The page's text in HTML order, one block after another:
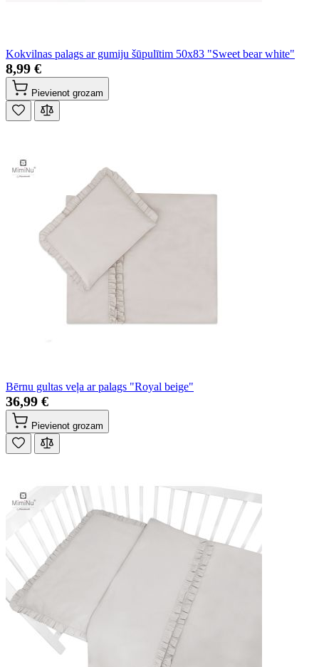
Kokvilnas palags ar gumiju šūpulītim 50x83 "Sweet bear white"
8,99 €
Pievienot grozam
Bērnu gultas veļa ar palags "Royal beige"
36,99 €
Pievienot grozam